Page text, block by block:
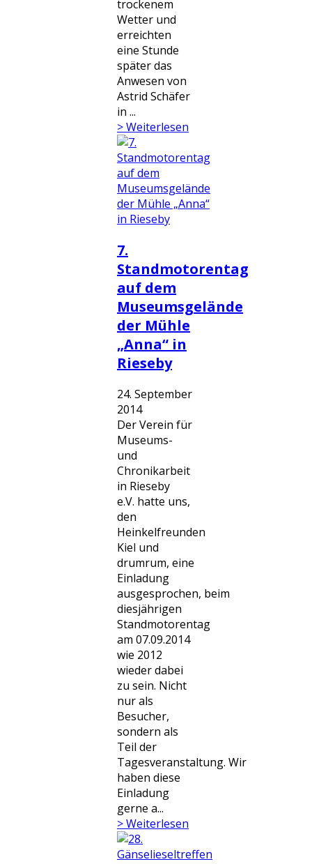
trockenem
Wetter und
erreichten
eine Stunde
später das
Anwesen von
Astrid Schäfer
in ...
> Weiterlesen
7.
Standmotorentag
auf dem
Museumsgelände
der Mühle
„Anna“ in
Rieseby
24. September
2014
Der Verein für
Museums-
und
Chronikarbeit
in Rieseby
e.V. hatte uns,
den
Heinkelfreunden
Kiel und
drumrum, eine
Einladung
ausgesprochen, beim
diesjährigen
Standmotorentag
am 07.09.2014
wie 2012
wieder dabei
zu sein. Nicht
nur als
Besucher,
sondern als
Teil der
Tagesveranstaltung. Wir
haben diese
Einladung
gerne a...
> Weiterlesen